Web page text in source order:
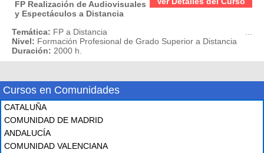
FP Realización de Audiovisuales
y Espectáculos a Distancia
Temática: FP a Distancia
Nivel: Formación Profesional de Grado Superior a Distancia
Duración: 2000 h.
Cursos en Comunidades
CATALUÑA
COMUNIDAD DE MADRID
ANDALUCÍA
COMUNIDAD VALENCIANA